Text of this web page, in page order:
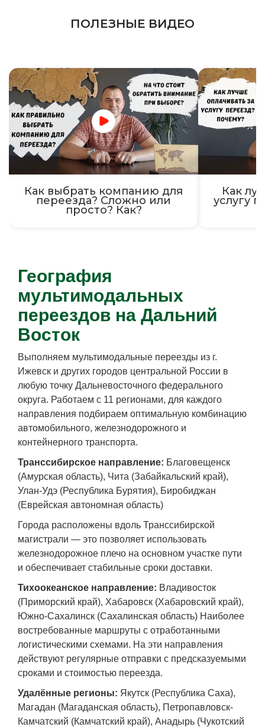
ПОЛЕЗНЫЕ ВИДЕО
Как выбрать компанию для
переезда? Сложно или
просто? Как?
Как
услугу
География
мультимодальных
переездов на Дальний
Восток
Выполняем мультимодальные переезды из г.
Ижевск и других городов центральной России в
любую точку Дальневосточного федерального
округа. Работаем с 11 регионами, для каждого
направления подбираем оптимальную комбинацию
автомобильного, железнодорожного и
контейнерного транспорта.
Транссибирское направление: Благовещенск
(Амурская область), Чита (Забайкальский край),
Улан-Удэ (Республика Бурятия), Биробиджан
(Еврейская автономная область)
Города расположены вдоль Транссибирской
магистрали — это позволяет использовать
железнодорожное плечо на основном участке пути
и обеспечивает стабильные сроки доставки.
Тихоокеанское направление: Владивосток
(Приморский край), Хабаровск (Хабаровский край),
Южно-Сахалинск (Сахалинская область) Наиболее
востребованные маршруты с отработанными
логистическими схемами. На эти направления
действуют регулярные отправки с предсказуемыми
сроками и стоимостью переезда.
Удалённые регионы: Якутск (Республика Саха),
Магадан (Магаданская область), Петропавловск-
Камчатский (Камчатский край), Анадырь (Чукотский